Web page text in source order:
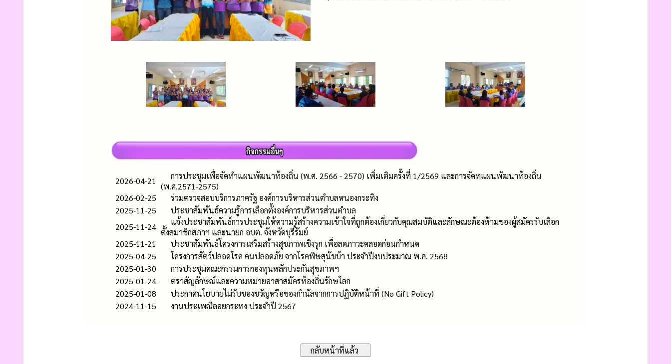
2026-04-21
การประชุมเพื่อจัดทำแผนพัฒนาท้องถิ่น (พ.ศ. 2566 - 2570) เพิ่มเติมครั้งที่ 1/2569 และการจัดทแผนพัฒนาท้องถิ่น
(พ.ศ.2571-2575)
2026-02-25
ร่วมตรวจสอบบริการภาครัฐ องค์การบริหารส่วนตำบลหนองกระทิง
2025-11-25
ประชาสัมพันธ์ความรู้การเลือกตั้งองค์การบริหารส่วนตำบล
2025-11-24
แจ้งประชาสัมพันธ์การประชุมให้ความรู้สร้างความเข้าใจที่ถูกต้องเกี่ยวกับคุณสมบัติและลักษณะต้องห้ามของผู้สมัครรับเลือก
ตั้งสมาชิกสภาฯ และนายก อบต. จังหวัดบุรีรัมย์
2025-11-21
ประชาสัมพันธ์โครงการเสริมสร้างสุขภาพเชิงรุก เพื่อลดภาวะคลอดก่อนกำหนด
2025-04-25
โครงการสัตว์ปลอดโรค คนปลอดภัย จากโรคพิษสุนัขบ้า ประจำปีงบประมาณ พ.ศ. 2568
2025-01-30
การประชุมคณะกรรมการกองทุนหลักประกันสุขภาพฯ
2025-01-24
ตราสัญลักษณ์และความหมายอาสาสมัครท้องถิ่นรักษโลก
2025-01-08
ประกาศนโยบายไม่รับของขวัญหรือของกำนัลจากการปฏิบัติหน้าที่ (No Gift Policy)
2024-11-15
งานประเพณีลอยกระทง ประจำปี 2567